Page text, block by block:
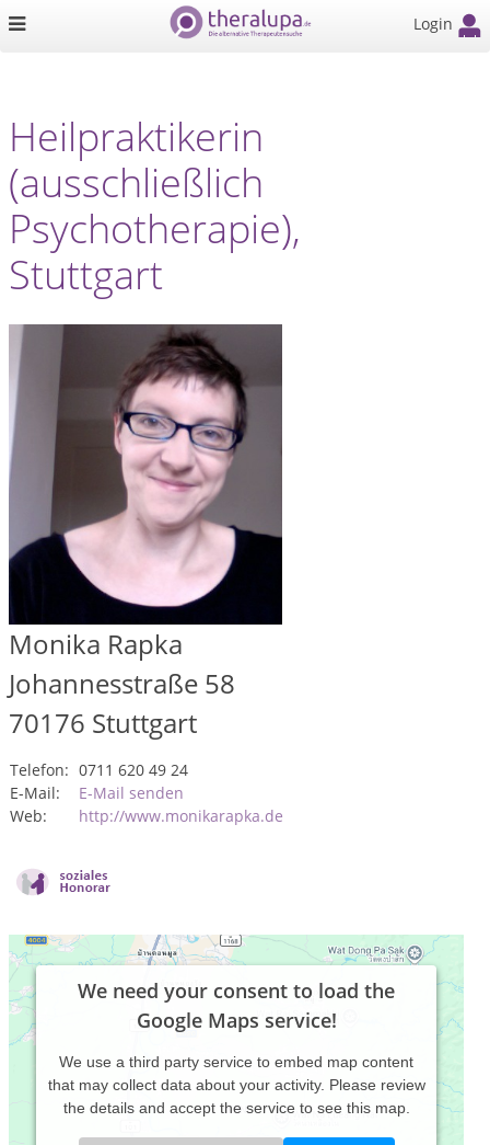
Login
Heilpraktikerin
(ausschließlich
Psychotherapie),
Stuttgart
Monika Rapka
Johannesstraße 58
70176 Stuttgart
Telefon: 0711 620 49 24
E-Mail:
E-Mail senden
Web:
http://www.monikarapka.de
We need your consent to load the
Google Maps service!
We use a third party service to embed map content
that may collect data about your activity. Please review
the details and accept the service to see this map.